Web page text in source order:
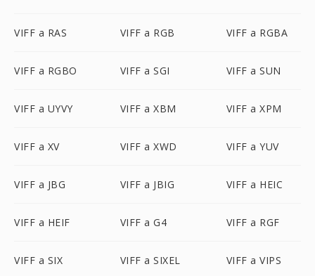
VIFF a RAS VIFF a RGB VIFF a RGBA
VIFF a RGBO VIFF a SGI VIFF a SUN
VIFF a UYVY VIFF a XBM VIFF a XPM
VIFF a XV VIFF a XWD VIFF a YUV
VIFF a JBG VIFF a JBIG VIFF a HEIC
VIFF a HEIF VIFF a G4 VIFF a RGF
VIFF a SIX VIFF a SIXEL VIFF a VIPS